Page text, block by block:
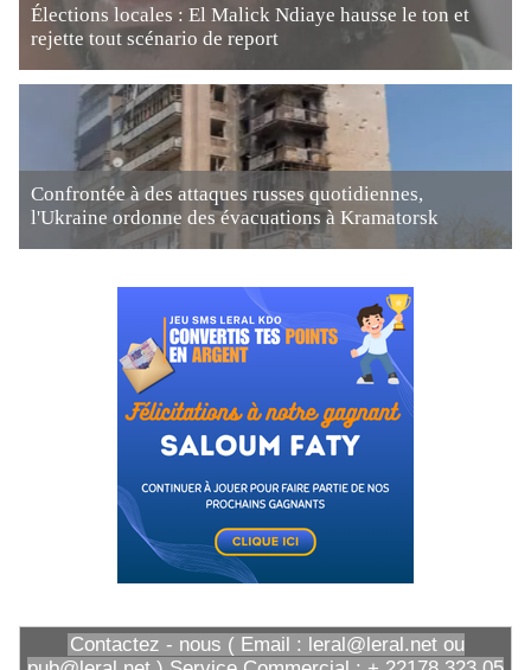
Élections locales : El Malick Ndiaye hausse le ton et
rejette tout scénario de report
Confrontée à des attaques russes quotidiennes,
l'Ukraine ordonne des évacuations à Kramatorsk
Contactez - nous ( Email : leral@leral.net ou